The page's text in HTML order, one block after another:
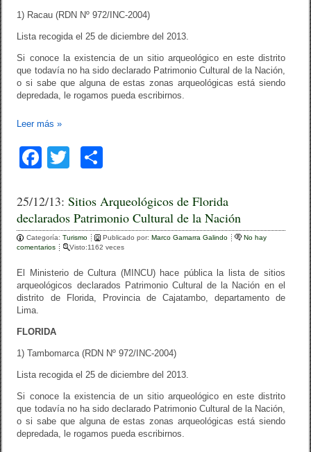
1) Racau (RDN Nº 972/INC-2004)
Lista recogida el 25 de diciembre del 2013.
Si conoce la existencia de un sitio arqueológico en este distrito
que todavía no ha sido declarado Patrimonio Cultural de la Nación,
o si sabe que alguna de estas zonas arqueológicas está siendo
depredada, le rogamos pueda escribirnos.
Leer más»
F
c
e
b
o
o
T
tt
er
m
p
ar
tir
25/12/13:Sitios Arqueológicos de Florida
declarados Patrimonio Cultural de la Nación
Categoría:Turismo Publicado por:Marco Gamarra Galindo
No hay
comentarios
Visto:1162 veces
El Ministerio de Cultura (MINCU) hace pública la lista de sitios
arqueológicos declarados Patrimonio Cultural de la Nación en el
distrito de Florida, Provincia de Cajatambo, departamento de
Lima.
FLORIDA
1) Tambomarca (RDN Nº 972/INC-2004)
Lista recogida el 25 de diciembre del 2013.
Si conoce la existencia de un sitio arqueológico en este distrito
que todavía no ha sido declarado Patrimonio Cultural de la Nación,
o si sabe que alguna de estas zonas arqueológicas está siendo
depredada, le rogamos pueda escribirnos.